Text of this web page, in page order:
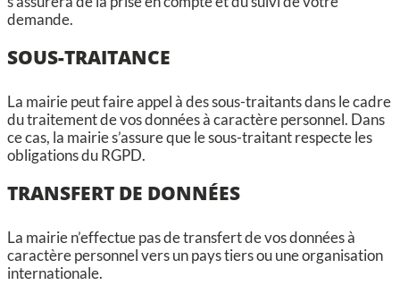
demande.
SOUS-TRAITANCE
La mairie peut faire appel à des sous-traitants dans le cadre
du traitement de vos données à caractère personnel. Dans
ce cas, la mairie s’assure que le sous-traitant respecte les
obligations du RGPD.
TRANSFERT DE DONNÉES
La mairie n’effectue pas de transfert de vos données à
caractère personnel vers un pays tiers ou une organisation
internationale.